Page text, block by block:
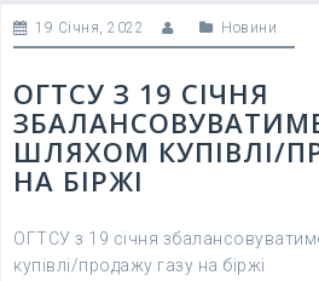
19 Січня, 2022 Новини
ОГТСУ З 19 СІЧНЯ
ШЛЯХОМ КУПІВЛІ/
НА БІРЖІ
ОГТСУ з 19 січня
купівлі/продажу газу на біржі